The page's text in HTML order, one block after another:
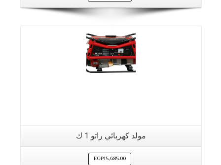
مولد كهربائي راتو 1 ك
EGP15,685.00